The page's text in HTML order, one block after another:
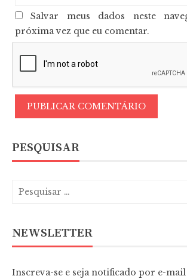
Salvar meus dados neste
próxima vez que eu comentar.
PESQUISAR
NEWSLETTER
Inscreva-se e seja notificado por e-